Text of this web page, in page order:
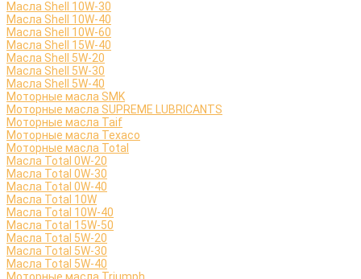
Масла Shell 10W-30
Масла Shell 10W-40
Масла Shell 10W-60
Масла Shell 15W-40
Масла Shell 5W-20
Масла Shell 5W-30
Масла Shell 5W-40
Моторные масла SMK
Моторные масла SUPREME LUBRICANTS
Моторные масла Taif
Моторные масла Texaco
Моторные масла Total
Масла Total 0W-20
Масла Total 0W-30
Масла Total 0W-40
Масла Total 10W
Масла Total 10W-40
Масла Total 15W-50
Масла Total 5W-20
Масла Total 5W-30
Масла Total 5W-40